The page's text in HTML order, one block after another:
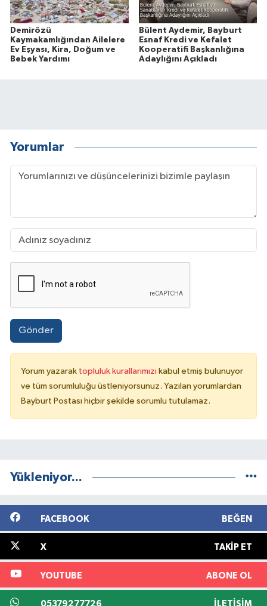
Demirözü
Kaymakamlığından Ailelere
Ev Eşyası, Kira, Doğum ve
Bebek Yardımı
Bülent Aydemir, Bayburt
Esnaf Kredi ve Kefalet
Kooperatifi Başkanlığına
Adaylığını Açıkladı
Yorumlar
Gönder
Yorum yazarak topluluk kurallarımızı kabul etmiş bulunuyor
ve tüm sorumluluğu üstleniyorsunuz. Yazılan yorumlardan
Bayburt Postası hiçbir şekilde sorumlu tutulamaz.
Yükleniyor...
FACEBOOK BEĞEN
X TAKIP ET
YOUTUBE ABONE OL
05379277726 İLETIŞIM